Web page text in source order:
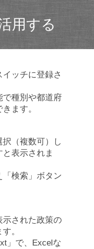
用する
ッチに登録さ
で種別や都道府
ます。
（複数可）し
表示されま
検索」ボタン
示された政策の
。
」で、Excelな